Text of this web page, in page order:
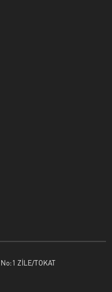
ZİLE/TOKAT